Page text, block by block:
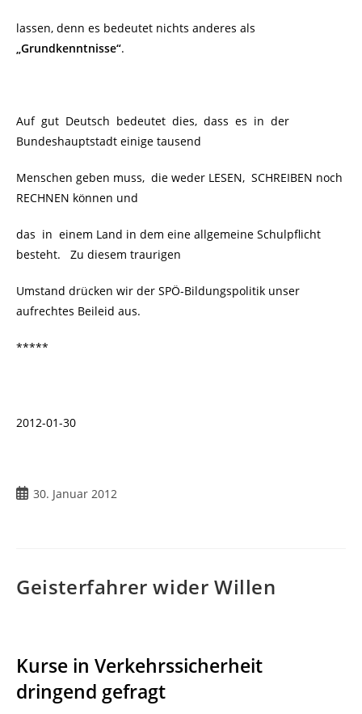
lassen, denn es bedeutet nichts anderes als
„Grundkenntnisse“.
Auf gut Deutsch bedeutet dies, dass es in der
Bundeshauptstadt einige tausend
Menschen geben muss, die weder LESEN, SCHREIBEN noch
RECHNEN können und
das in einem Land in dem eine allgemeine Schulpflicht
besteht. Zu diesem traurigen
Umstand drücken wir der SPÖ-Bildungspolitik unser
aufrechtes Beileid aus.
*****
2012-01-30
30. Januar 2012
Geisterfahrer wider Willen
Kurse in Verkehrssicherheit
dringend gefragt